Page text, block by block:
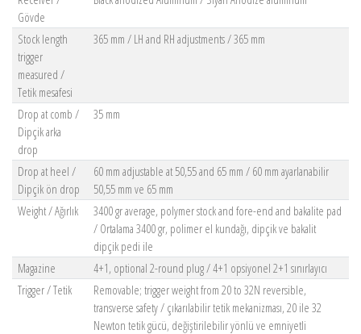
Gövde
Stock length
trigger
measured /
Tetik mesafesi
365 mm / LH and RH adjustments / 365 mm
Drop at comb /
Dipçik arka
drop
35 mm
Drop at heel /
Dipçik ön drop
60 mm adjustable at 50,55 and 65 mm / 60 mm ayarlanabilir
50,55 mm ve 65 mm
Weight / Ağırlık
3400 gr average, polymer stock and fore-end and bakalite pad
/ Ortalama 3400 gr, polimer el kundağı, dipçik ve bakalit
dipçik pedi ile
Magazine
4+1, optional 2-round plug / 4+1 opsiyonel 2+1 sınırlayıcı
Trigger / Tetik
Removable; trigger weight from 20 to 32N reversible,
transverse safety / çıkarılabilir tetik mekanizması, 20 ile 32
Newton tetik gücü, değiştirilebilir yönlü ve emniyetli